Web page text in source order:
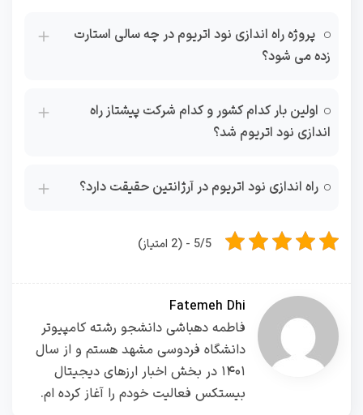
پروژه راه اندازی نود اتریوم در چه سالی استارت
زده می شود؟
اولین بار کدام کشور و کدام شرکت پیشتاز راه
اندازی نود اتریوم شد؟
راه اندازی نود اتریوم در آرژانتین حقیقت دارد؟
5/5 - (2 امتیاز)
Fatemeh Dhi
فاطمه دهباشی دانشجو رشته کامپیوتر
دانشگاه فردوسی مشهد هستم و از سال
۱۴۰۱ در بخش اخبار ارزهای دیجیتال
بیستکس فعالیت خودم را آغاز کرده ام.